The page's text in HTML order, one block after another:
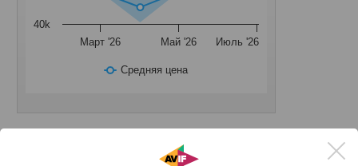
Средняя цена
Март '26 Май '26 Июль '26
40k